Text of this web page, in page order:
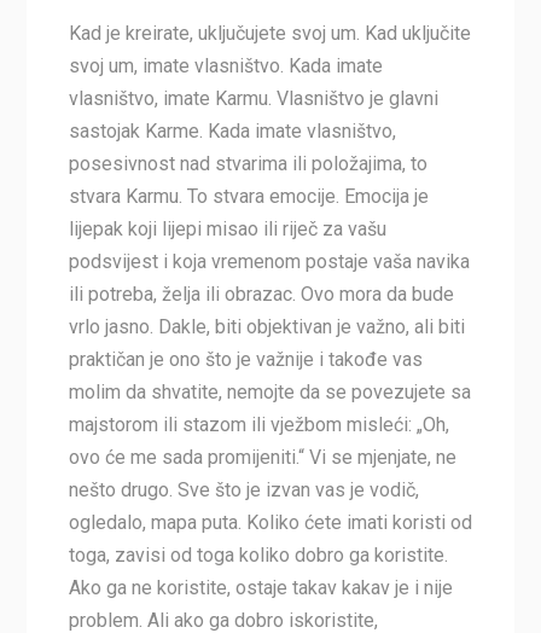
Kad je kreirate, uključujete svoj um. Kad uključite
svoj um, imate vlasništvo. Kada imate
vlasništvo, imate Karmu. Vlasništvo je glavni
sastojak Karme. Kada imate vlasništvo,
posesivnost nad stvarima ili položajima, to
stvara Karmu. To stvara emocije. Emocija je
lijepak koji lijepi misao ili riječ za vašu
podsvijest i koja vremenom postaje vaša navika
ili potreba, želja ili obrazac. Ovo mora da bude
vrlo jasno. Dakle, biti objektivan je važno, ali biti
praktičan je ono što je važnije i takođe vas
molim da shvatite, nemojte da se povezujete sa
majstorom ili stazom ili vježbom misleći: „Oh,
ovo će me sada promijeniti.“ Vi se mjenjate, ne
nešto drugo. Sve što je izvan vas je vodič,
ogledalo, mapa puta. Koliko ćete imati koristi od
toga, zavisi od toga koliko dobro ga koristite.
Ako ga ne koristite, ostaje takav kakav je i nije
problem. Ali ako ga dobro iskoristite,